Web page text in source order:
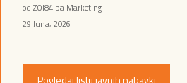
od ZOI84.ba Marketing
29 Juna, 2026
Pogledaj listu javnih nabavki